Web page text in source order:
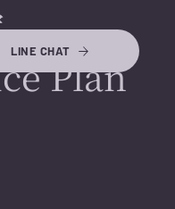
Plan
LINE CHAT